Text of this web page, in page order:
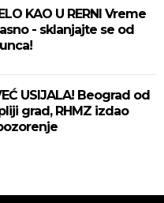
KAO U RERNI Vreme
- sklanjajte se od
USIJALA! Beograd od
grad, RHMZ izdao